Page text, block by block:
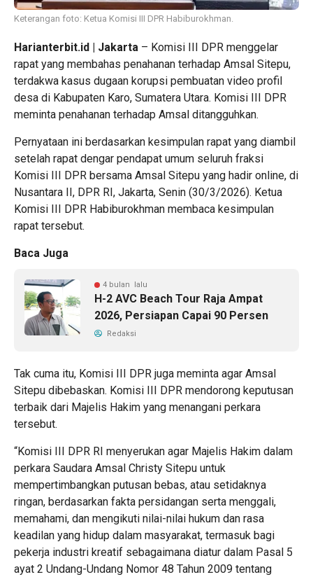
Keterangan foto: Ketua Komisi III DPR Habiburokhman.
Harianterbit.id | Jakarta – Komisi III DPR menggelar
rapat yang membahas penahanan terhadap Amsal Sitepu,
terdakwa kasus dugaan korupsi pembuatan video profil
desa di Kabupaten Karo, Sumatera Utara. Komisi III DPR
meminta penahanan terhadap Amsal ditangguhkan.
Pernyataan ini berdasarkan kesimpulan rapat yang diambil
setelah rapat dengar pendapat umum seluruh fraksi
Komisi III DPR bersama Amsal Sitepu yang hadir online, di
Nusantara II, DPR RI, Jakarta, Senin (30/3/2026). Ketua
Komisi III DPR Habiburokhman membaca kesimpulan
rapat tersebut.
Baca Juga
4 bulan lalu
H-2 AVC Beach Tour Raja Ampat
2026, Persiapan Capai 90 Persen
Redaksi
Tak cuma itu, Komisi III DPR juga meminta agar Amsal
Sitepu dibebaskan. Komisi III DPR mendorong keputusan
terbaik dari Majelis Hakim yang menangani perkara
tersebut.
“Komisi III DPR RI menyerukan agar Majelis Hakim dalam
perkara Saudara Amsal Christy Sitepu untuk
mempertimbangkan putusan bebas, atau setidaknya
ringan, berdasarkan fakta persidangan serta menggali,
memahami, dan mengikuti nilai-nilai hukum dan rasa
keadilan yang hidup dalam masyarakat, termasuk bagi
pekerja industri kreatif sebagaimana diatur dalam Pasal 5
ayat 2 Undang-Undang Nomor 48 Tahun 2009 tentang